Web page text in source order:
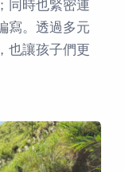
同時也緊密連
寫。透過多元
也讓孩子們更